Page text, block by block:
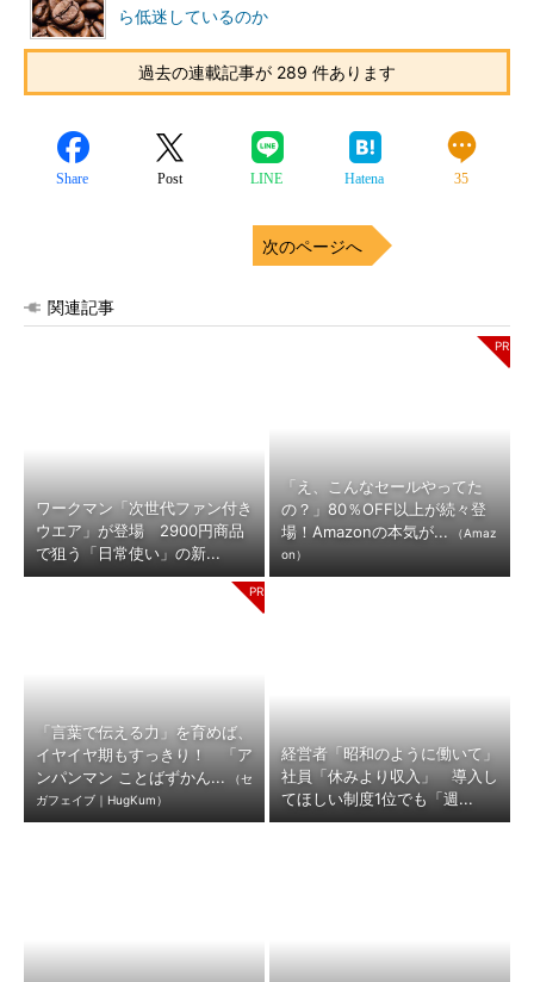
ら低迷しているのか
過去の連載記事が 289 件あります
Share Post LINE Hatena 35
次のページへ
関連記事
ワークマン「次世代ファン付き
ウエア」が登場 2900円商品
で狙う「日常使い」の新...
「え、こんなセールやってた
の？」80％OFF以上が続々登
場！Amazonの本気が...
（Amaz
on）
「言葉で伝える力」を育めば、
イヤイヤ期もすっきり！ 「ア
ンパンマン ことばずかん...
（セ
ガフェイブ｜HugKum）
経営者「昭和のように働いて」
社員「休みより収入」 導入し
てほしい制度1位でも「週...